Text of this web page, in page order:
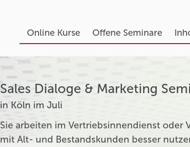
Online Kurse Offene Seminare
Sales Dialoge & Marketing
in Köln im Juli
Sie arbeiten im Vertriebsinnendienst
mit Alt- und Bestandskunden besser